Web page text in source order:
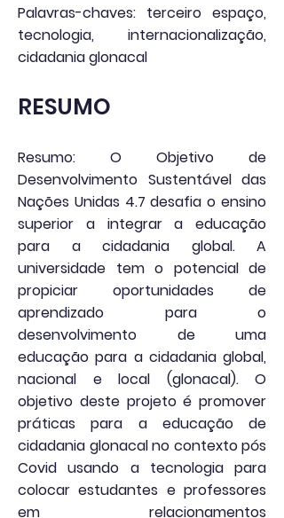
Palavras-chaves: terceiro espaço,
tecnologia, internacionalização,
cidadania glonacal
RESUMO
Resumo: O Objetivo de
Desenvolvimento Sustentável das
Nações Unidas 4.7 desafia o ensino
superior a integrar a educação
para a cidadania global. A
universidade tem o potencial de
propiciar oportunidades de
aprendizado para o
desenvolvimento de uma
educação para a cidadania global,
nacional e local (glonacal). O
objetivo deste projeto é promover
práticas para a educação de
cidadania glonacal no contexto pós
Covid usando a tecnologia para
colocar estudantes e professores
em relacionamentos